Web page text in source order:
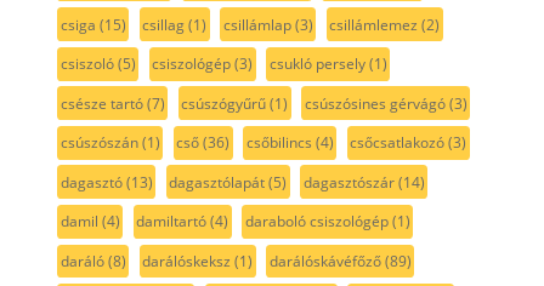
csiga (15) csillag(1) csillámlap(3) csillámlemez (2)
csiszoló(5) csiszológép(3) csukló persely(1)
csésze tartó(7) csúszógyűrű(1) csúszósines gérvágó(3)
csúszószán(1) cső(36) csőbilincs (4) csőcsatlakozó(3)
dagasztó(13) dagasztólapát(5) dagasztószár(14)
damil (4) damiltartó(4) daraboló csiszológép(1)
daráló(8) darálóskeksz (1) darálóskávéfőző(89)